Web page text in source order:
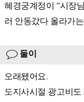
혜경궁계정이 “시장
러 안동갔다 올라가
둘이
오래됐어요.
도지사시절 광고비도